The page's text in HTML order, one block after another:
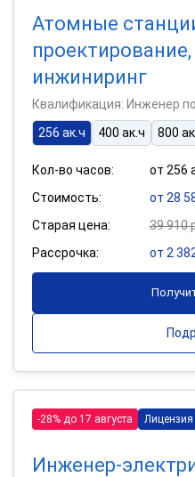
Атомные
инжиниринг
Квалификация: Инженер
256 ак.ч
400 ак.ч 800
Кол-во часов:
от 256
Стоимость:
от 28
Старая цена:
39 910
Рассрочка:
от 2
-28% до 17 августа Лицензия
Инженер-